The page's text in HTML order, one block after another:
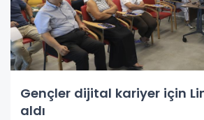
Gençler dijital kariyer için
aldı